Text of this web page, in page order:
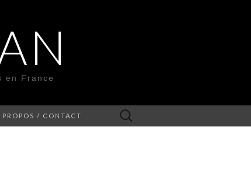
en France
PROPOS / CONTACT Rechercher :